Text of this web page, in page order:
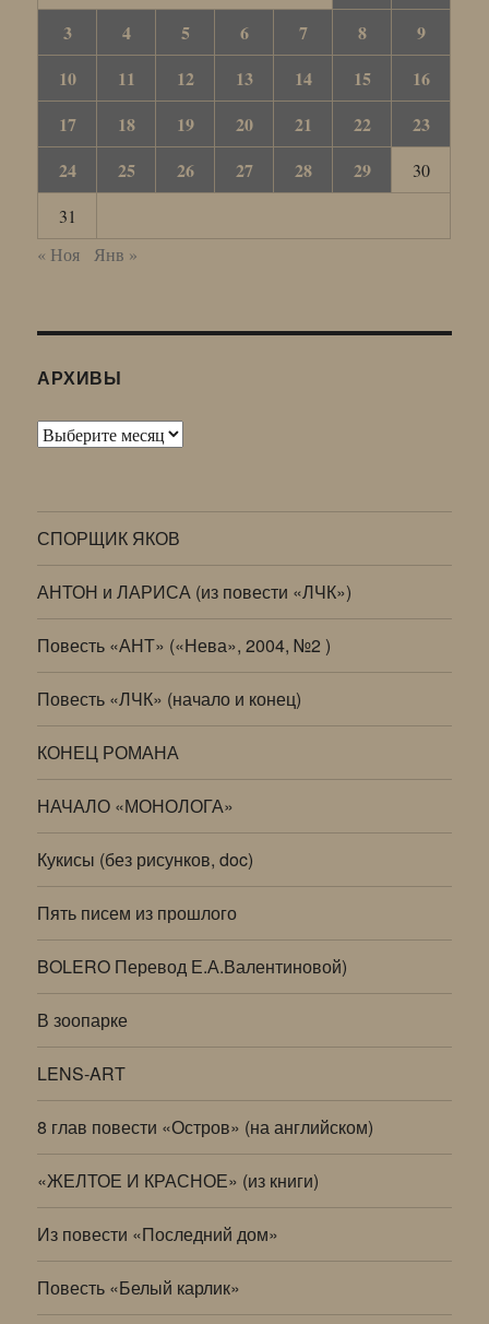
3
4 5 6 7 8
9
10
11 12 13 14 15
16
17
18 19 20 21 22
23
24
25 26 27 28 29
30
31
« Ноя
Янв »
АРХИВЫ
Архивы
СПОРЩИК ЯКОВ
АНТОН и ЛАРИСА (из повести «ЛЧК»)
Повесть «АНТ» («Нева», 2004, №2 )
Повесть «ЛЧК» (начало и конец)
КОНЕЦ РОМАНА
НАЧАЛО «МОНОЛОГА»
Кукисы (без рисунков, doc)
Пять писем из прошлого
BOLERO Перевод Е.А.Валентиновой)
В зоопарке
LENS-ART
8 глав повести «Остров» (на английском)
«ЖЕЛТОЕ И КРАСНОЕ» (из книги)
Из повести «Последний дом»
Повесть «Белый карлик»